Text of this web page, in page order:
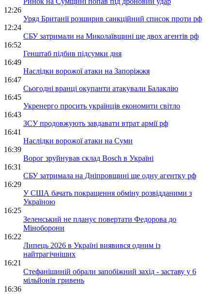
12:26
Уряд Британії розширив санкційний список проти рф
12:24
СБУ затримали на Миколаївщині ще двох агентів рф
16:52
Генштаб підбив підсумки дня
16:49
Наслідки ворожої атаки на Запоріжжя
16:47
Сьогодні вранці окупанти атакували Балаклію
16:45
Укренерго просить українців економити світло
16:43
ЗСУ продовжують завдавати втрат армії рф
16:41
Наслідки ворожої атаки на Суми
16:39
Ворог зруйнував склад Bosch в Україні
16:31
СБУ затримала на Дніпровщині ще одну агентку рф
16:29
У США бачать покращення обміну розвідданими з
Україною
16:25
Зеленський не планує повертати Федорова до
Міноборони
16:22
Липець 2026 в Україні виявився одним із
найтрагічніших
16:21
Стефанішиній обрали запобіжний захід - заставу у 6
мільйонів гривень
16:36